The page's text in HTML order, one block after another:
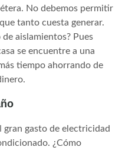
No debemos permitir
tanto cuesta generar.
aislamientos? Pues
se encuentre a una
tiempo ahorrando de
gran gasto de electricidad
¿Cómo